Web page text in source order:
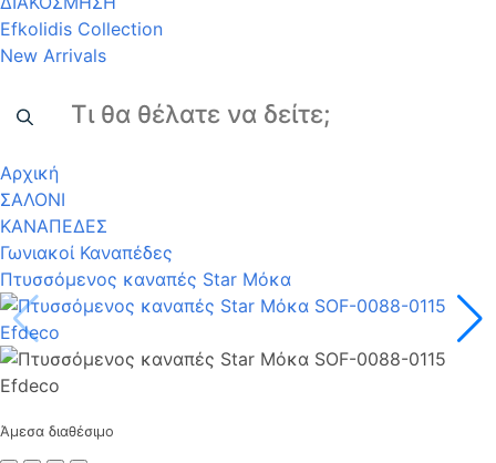
Efkolidis Collection
New Arrivals
Αρχική
ΣΑΛΟΝΙ
ΚΑΝΑΠΕΔΕΣ
Γωνιακοί Καναπέδες
Πτυσσόμενος καναπές Star Μόκα
Άμεσα διαθέσιμο